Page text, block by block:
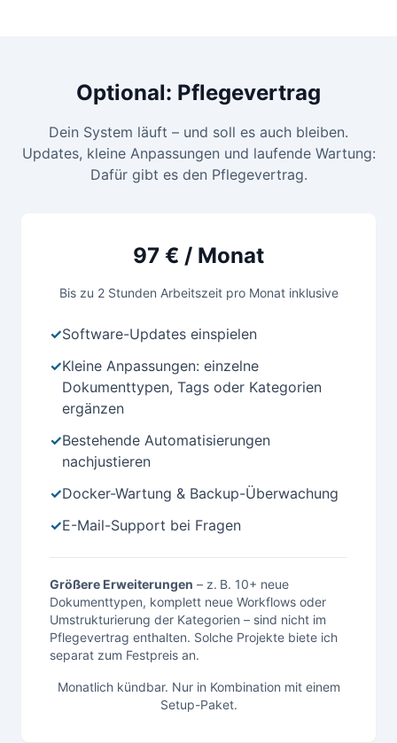
Optional: Pflegevertrag
Dein System läuft – und soll es auch bleiben.
Updates, kleine Anpassungen und laufende Wartung:
Dafür gibt es den Pflegevertrag.
97 € / Monat
Bis zu 2 Stunden Arbeitszeit pro Monat inklusive
✓Software-Updates einspielen
✓Kleine Anpassungen: einzelne
Dokumenttypen, Tags oder Kategorien
ergänzen
✓Bestehende Automatisierungen
nachjustieren
✓Docker-Wartung & Backup-Überwachung
✓E-Mail-Support bei Fragen
Größere Erweiterungen – z. B. 10+ neue
Dokumenttypen, komplett neue Workflows oder
Umstrukturierung der Kategorien – sind nicht im
Pflegevertrag enthalten. Solche Projekte biete ich
separat zum Festpreis an.
Monatlich kündbar. Nur in Kombination mit einem
Setup-Paket.